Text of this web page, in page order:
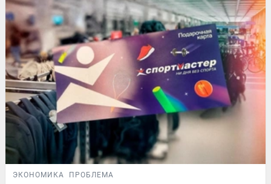
ЭКОНОМИКА ПРОБЛЕМА